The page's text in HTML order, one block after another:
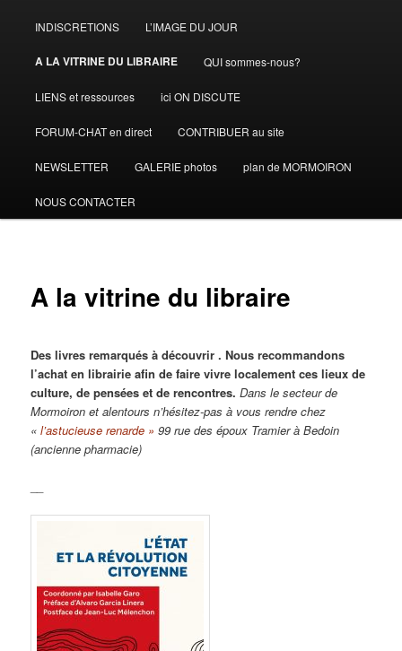
INDISCRETIONS L’IMAGE DU JOUR
A LA VITRINE DU LIBRAIRE QUI sommes-nous?
LIENS et ressources ici ON DISCUTE
FORUM-CHAT en direct CONTRIBUER au site
NEWSLETTER GALERIE photos plan de MORMOIRON
NOUS CONTACTER
A la vitrine du libraire
Des livres remarqués à découvrir . Nous recommandons
l’achat en librairie afin de faire vivre localement ces lieux de
culture, de pensées et de rencontres. Dans le secteur de
Mormoiron et alentours n’hésitez-pas à vous rendre chez
«l’astucieuse renarde » 99 rue des époux Tramier à Bedoin
(ancienne pharmacie)